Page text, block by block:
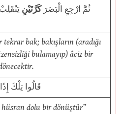
ثُمَّ ارْجِعِ الْبَصَرَكَرَّتَيْنِ
bak; bakışların (aradığı
bulamayıp) âciz bir
قَالُوا تِلْكَ
hüsran dolu bir dönüştür”